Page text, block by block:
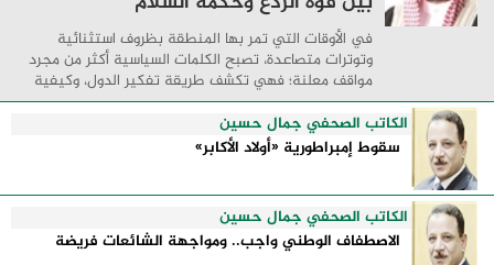
في الأوقات التي تمر بها المنطقة بظروف استثنائية
وتوترات متصاعدة، تصبح الكلمات السياسية أكثر من مجرد
مواقف معلنة؛ فهي تكشف طريقة تفكير الدول، وكيفية
إدارتها للأزمات، والحدود التي تفصل بين القوة ...
الكاتب الصحفي جمال حسين
سقوط إمبراطورية «أولاد الأكابر»
الكاتب الصحفي جمال حسين
الاصطفاف الوطني واجب.. ومواجهة الشائعات فريضة